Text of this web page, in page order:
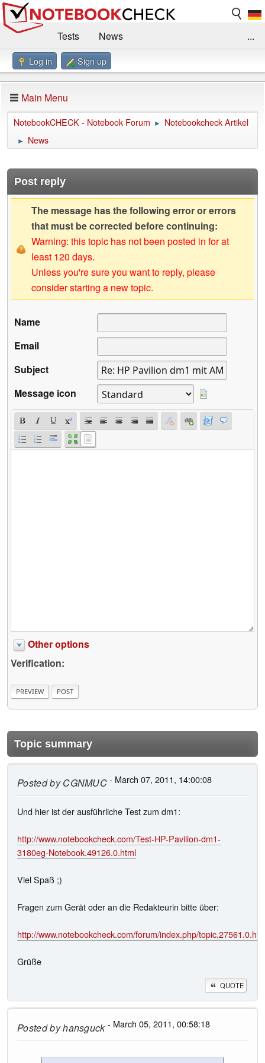
Tests
News
Benchmarks / Technik
Forum
Impressum
...
Log in Sign up
Main Menu
NotebookCHECK - Notebook Forum ► Notebookcheck Artikel
► News
Post reply
The message has the following error or errors
that must be corrected before continuing:
Warning: this topic has not been posted in for at
least 120 days.
Unless you're sure you want to reply, please
consider starting a new topic.
Name
Email
Subject
Message icon
Other options
Verification:
Topic summary
Posted byCGNMUC- March 07, 2011, 14:00:08
Und hier ist der ausführliche Test zum dm1:
http://www.notebookcheck.com/Test-HP-Pavilion-dm1-
3180eg-Notebook.49126.0.html
Viel Spaß ;)
Fragen zum Gerät oder an die Redakteurin bitte über:
http://www.notebookcheck.com/forum/index.php/
Grüße
QUOTE
Posted byhansguck- March 05, 2011, 00:58:18